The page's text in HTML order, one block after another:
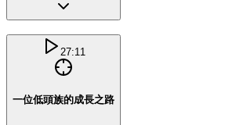
27:11
一位低頭族的成長之路